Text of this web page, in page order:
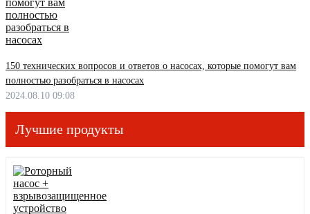
150 технических вопросов и ответов о насосах, которые помогут вам
полностью разобраться в насосах
2024.08.10 09:08
Лучшие продукты